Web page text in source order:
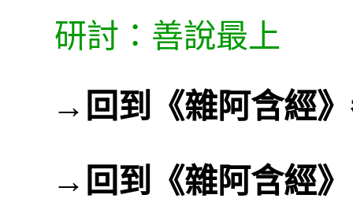
研討：善說最上
→ 回到《雜阿含經
→ 回到《雜阿含經》